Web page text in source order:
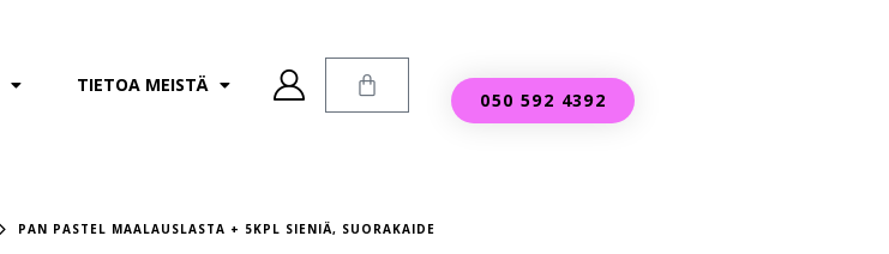
TIETOA MEISTÄ
050 592 4392
PAN PASTEL MAALAUSLASTA + 5KPL SIENIÄ, SUORAKAIDE